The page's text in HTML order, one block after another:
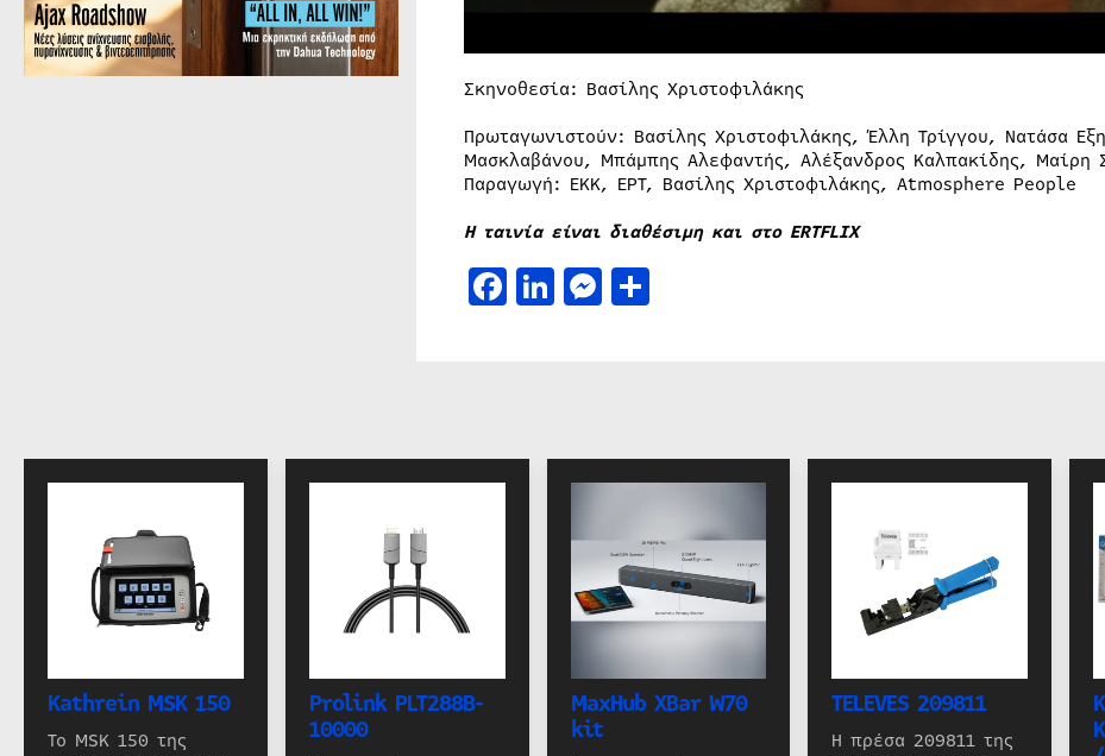
Σκηνοθεσία: Βασίλης
Πρωταγωνιστούν: Βασίλης Χριστοφιλάκης, Έλλη Τρίγγου, Νατάσα
Μασκλαβάνου, Μπάμπης Αλεφαντής, Αλέξανδρος Καλπακίδης, Μαίρη
Παραγωγή: ΕΚΚ, ΕΡΤ, Βασίλης Χριστοφιλάκης, Atmosphere People
Η ταινία είναι διαθέσιμη και στο ERTFLIX
Facebook
LinkedIn
Messenger
Μοιραστείτε
Kathrein MSK 150
Το MSK 150 της
Prolink PLT288B-
10000
MaxHub XBar W70
kit
TELEVES 209811
Η πρέσα 209811 της